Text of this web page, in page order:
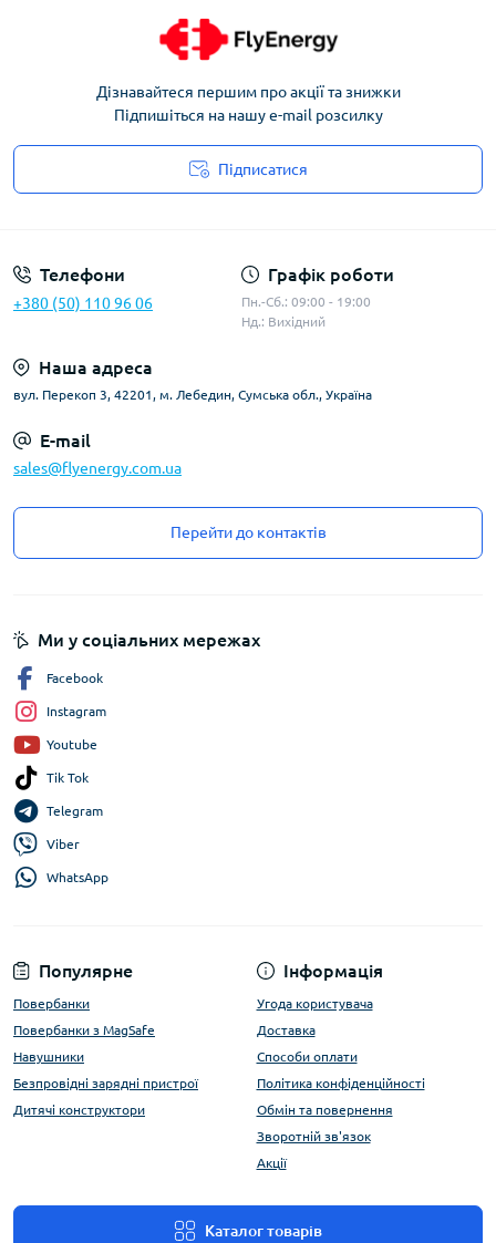
Дізнавайтеся першим про акції та знижки
Підпишіться на нашу e-mail розсилку
Підписатися
Телефони
+380 (50) 110 96 06
Графік роботи
Пн.-Сб.: 09:00 - 19:00
Нд.: Вихідний
Наша адреса
вул. Перекоп 3, 42201, м. Лебедин, Сумська обл., Україна
E-mail
sales@flyenergy.com.ua
Перейти до контактів
Популярне
Повербанки
Повербанки з MagSafe
Навушники
Безпровідні зарядні пристрої
Дитячі конструктори
Інформація
Угода користувача
Доставка
Способи оплати
Політика конфіденційності
Обмін та повернення
Зворотній зв'язок
Акції
Каталог товарів
Ми у соціальних мережах
Facebook
Instagram
Youtube
Tik Tok
Telegram
Viber
WhatsApp